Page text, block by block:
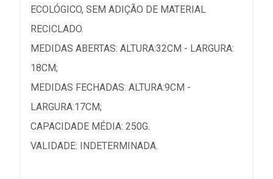
ECOLÓGICO, SEM ADIÇÃO DE MATERIAL
RECICLADO.
MEDIDAS ABERTAS: ALTURA:32CM - LARGURA:
18CM;
MEDIDAS FECHADAS: ALTURA:9CM -
LARGURA:17CM;
CAPACIDADE MÉDIA: 250G.
VALIDADE: INDETERMINADA.